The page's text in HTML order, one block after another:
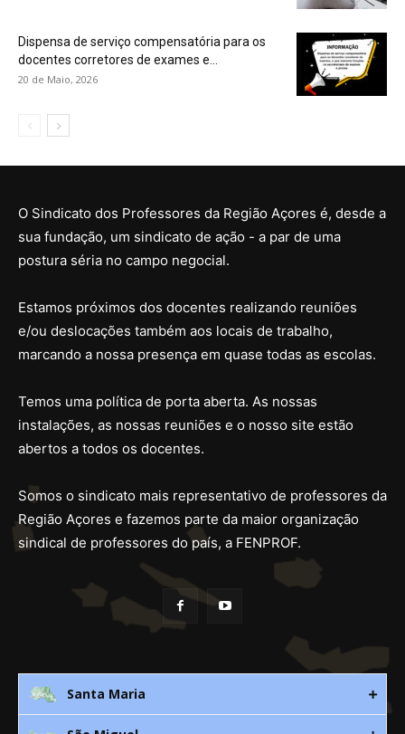
Dispensa de serviço compensatória para os
docentes corretores de exames e...
20 de Maio, 2026
O Sindicato dos Professores da Região Açores é, desde a
sua fundação, um sindicato de ação - a par de uma
postura séria no campo negocial.
Estamos próximos dos docentes realizando reuniões
e/ou deslocações também aos locais de trabalho,
marcando a nossa presença em quase todas as escolas.
Temos uma política de porta aberta. As nossas
instalações, as nossas reuniões e o nosso site estão
abertos a todos os docentes.
Somos o sindicato mais representativo de professores da
Região Açores e fazemos parte da maior organização
sindical de professores do país, a FENPROF.
Santa Maria